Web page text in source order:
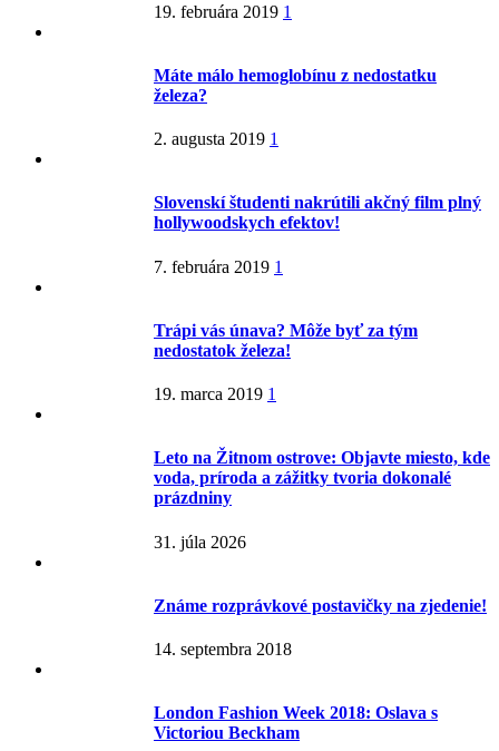
19. februára 2019 1
Máte málo hemoglobínu z nedostatku
železa?
2. augusta 2019 1
Slovenskí študenti nakrútili akčný film plný
hollywoodskych efektov!
7. februára 2019 1
Trápi vás únava? Môže byť za tým
nedostatok železa!
19. marca 2019 1
Leto na Žitnom ostrove: Objavte miesto, kde
voda, príroda a zážitky tvoria dokonalé
prázdniny
31. júla 2026
Známe rozprávkové postavičky na zjedenie!
14. septembra 2018
London Fashion Week 2018: Oslava s
Victoriou Beckham